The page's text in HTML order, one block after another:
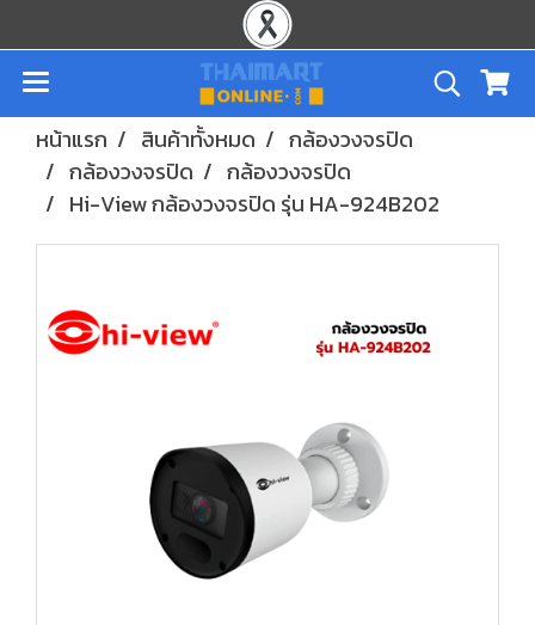
หน้าแรก สินค้าทั้งหมด
กล้องวงจรปิด
กล้องวงจรปิด
กล้องวงจรปิด
Hi-View กล้องวงจรปิด รุ่น HA-924B202